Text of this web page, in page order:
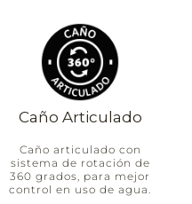
Caño Articulado
Caño articulado con
sistema de rotación de
360 grados, para mejor
control en uso de agua.